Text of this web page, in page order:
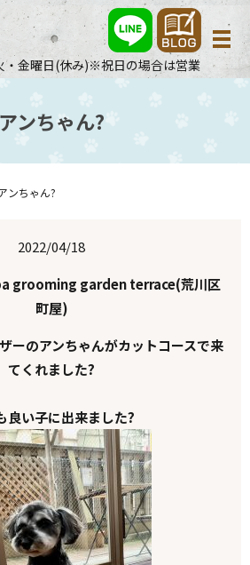
・金曜日(休み)※祝日の場合は営業
メ
アンちゃん?
ンちゃん?
2022/04/18
grooming garden terrace(荒川区
町屋)
ーのアンちゃんがカットコースで来
てくれました?
良い子に出来ました?